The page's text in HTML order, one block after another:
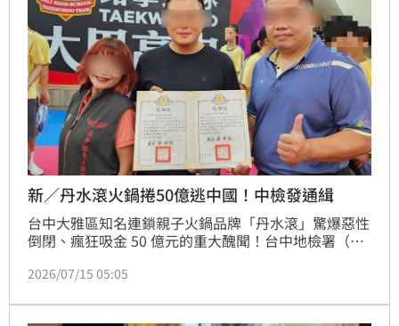
新／丹水滾火鍋捲50億逃中國！中檢發通緝
台中大雅區知名連鎖親子火鍋品牌「丹水滾」驚爆惡性
倒閉、瘋狂吸金 50 億元的重大醜聞！台中地檢署（中
噹姐）夫妻兩人涉嫌透過多角化經營，以「大善人」人
月初無預警收網。檢警追查發現，黃姓夫妻早已帶著子
2026/07/15 05:05